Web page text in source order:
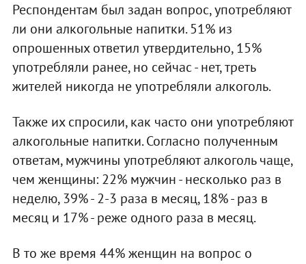
Респондентам был задан вопрос, употребляют
ли они алкогольные напитки. 51% из
опрошенных ответил утвердительно, 15%
употребляли ранее, но сейчас - нет, треть
жителей никогда не употребляли алкоголь.
Также их спросили, как часто они употребляют
алкогольные напитки. Согласно полученным
ответам, мужчины употребляют алкоголь чаще,
чем женщины: 22% мужчин - несколько раз в
неделю, 39% - 2-3 раза в месяц, 18% - раз в
месяц и 17% - реже одного раза в месяц.
В то же время 44% женщин на вопрос о